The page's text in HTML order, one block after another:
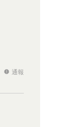
report 通報